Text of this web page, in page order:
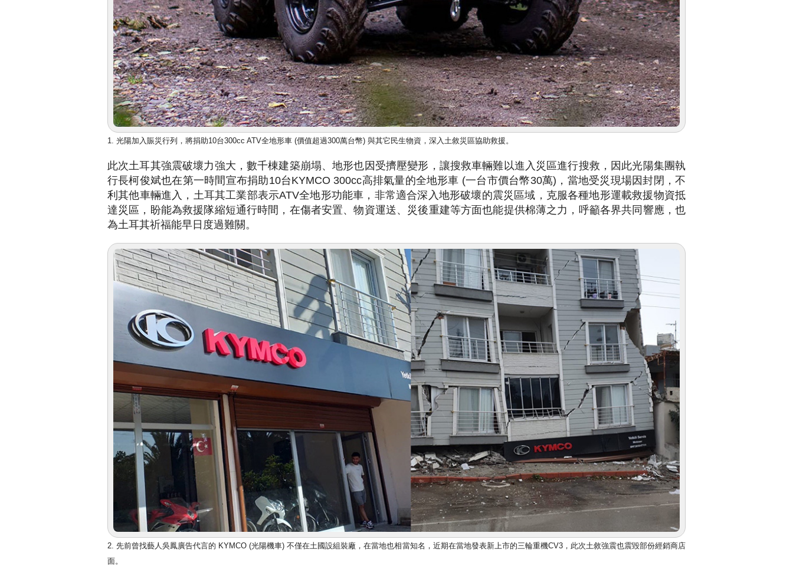
1. 光陽加入賑災行列，將捐助10台300cc ATV全地形車 (價值超過300萬台幣) 與其它民生物資，深入土敘災區協助救援。
此次土耳其強震破壞力強大，數千棟建築崩塌、地形也因受擠壓變形，讓搜救車輛難以進入災區進行搜救，因此光陽集團執
行長柯俊斌也在第一時間宣布捐助10台KYMCO 300cc高排氣量的全地形車 (一台市價台幣30萬)，當地受災現場因封閉，不
利其他車輛進入，土耳其工業部表示ATV全地形功能車，非常適合深入地形破壞的震災區域，克服各種地形運載救援物資抵
達災區，盼能為救援隊縮短通行時間，在傷者安置、物資運送、災後重建等方面也能提供棉薄之力，呼籲各界共同響應，也
為土耳其祈福能早日度過難關。
2. 先前曾找藝人吳鳳廣告代言的 KYMCO (光陽機車) 不僅在土國設組裝廠，在當地也相當知名，近期在當地發表新上市的三輪重機CV3，此次土敘強震也震毀部份經銷商店
面。